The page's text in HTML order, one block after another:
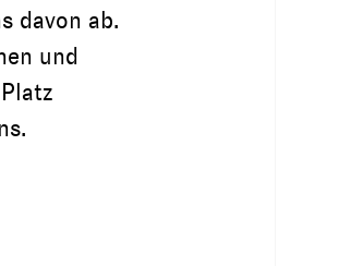
davon ab.
und